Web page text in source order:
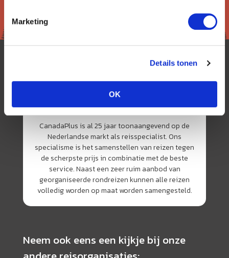
Marketing
Details tonen
OK
CanadaPlus is al 25 jaar toonaangevend op de
Nederlandse markt als reisspecialist. Ons
specialisme is het samenstellen van reizen tegen
de scherpste prijs in combinatie met de beste
service. Naast een zeer ruim aanbod van
georganiseerde rondreizen kunnen alle reizen
volledig worden op maat worden samengesteld.
Neem ook eens een kijkje bij onze